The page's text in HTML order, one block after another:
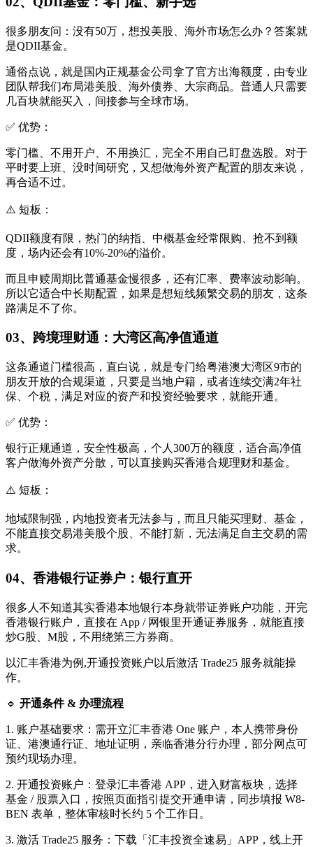
很多朋友问：没有50万，想投美股、海外市场怎么办？答案就
是QDII基金。
通俗点说，就是国内正规基金公司拿了官方出海额度，由专业
团队帮我们布局港美股、海外债券、大宗商品。普通人只需要
几百块就能买入，间接参与全球市场。
✅ 优势：
零门槛、不用开户、不用换汇，完全不用自己盯盘选股。对于
平时要上班、没时间研究，又想做海外资产配置的朋友来说，
再合适不过。
⚠️ 短板：
QDII额度有限，热门的纳指、中概基金经常限购、抢不到额
度，场内还会有10%-20%的溢价。
而且申赎周期比普通基金慢很多，还有汇率、费率波动影响。
所以它适合中长期配置，如果是想短线频繁交易的朋友，这条
路满足不了你。
03、跨境理财通：大湾区高净值通道
这条通道门槛很高，直白说，就是专门给粤港澳大湾区9市的
朋友开放的合规渠道，只要是当地户籍，或者连续交满2年社
保、个税，满足对应的资产和投资经验要求，就能开通。
✅ 优势：
银行正规通道，安全性极高，个人300万的额度，适合高净值
客户做海外资产分散，可以直接购买香港合规理财和基金。
⚠️ 短板：
地域限制强，内地投资者无法参与，而且只能买理财、基金，
不能直接交易港美股个股、不能打新，无法满足自主交易的需
求。
04、香港银行证券户：银行直开
很多人不知道其实香港本地银行本身就带证券账户功能，开完
香港银行账户，直接在 App / 网银里开通证券服务，就能直接
炒G股、M股，不用绕第三方券商。
以汇丰香港为例,开通投资账户以后激活 Trade25 服务就能操
作。
🔹 开通条件 & 办理流程
1. 账户基础要求：需开立汇丰香港 One 账户，本人携带身份
证、港澳通行证、地址证明，亲临香港分行办理，部分网点可
预约现场办理。
2. 开通投资账户：登录汇丰香港 APP，进入财富板块，选择
基金 / 股票入口，按照页面指引提交开通申请，同步填报 W8-
BEN 表单，整体审核时长约 5 个工作日。
3. 激活 Trade25 服务：下载「汇丰投资全速易」APP，线上开